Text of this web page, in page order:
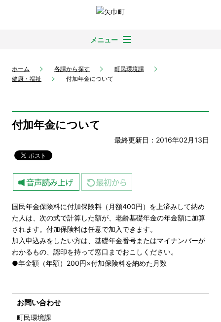
メニュー
ホーム 各課から探す
町民環境課
健康・福祉
付加年金について
付加年金について
最終更新日：2016年02月13日
国民年金保険料に付加保険料（月額400円）を上済みして納め
た人は、次の式で計算した額が、老齢基礎年金の年金額に加算
されます。付加保険料は任意で加入できます。
加入申込みをしたい方は、基礎年金番号またはマイナンバーが
わかるもの、認印を持って窓口までおこしください。
●年金額（年額）200円×付加保険料を納めた月数
お問い合わせ
町民環境課